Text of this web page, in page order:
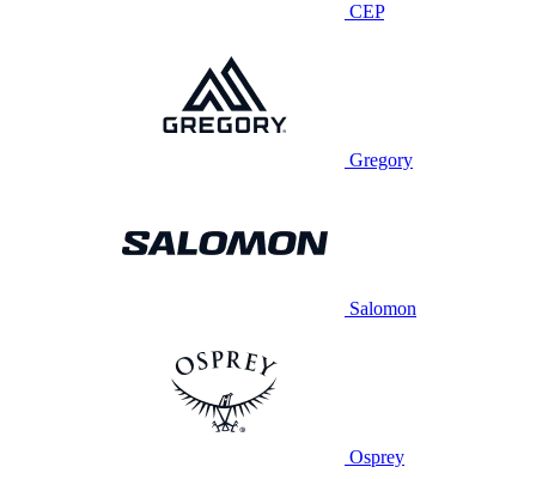
CEP
Gregory
Salomon
Osprey